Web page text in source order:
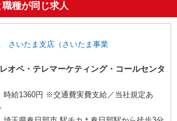
掲載期間終了
種が同じ求人
さいたま支店（さいたま事業
オペ・テレマーケティング・コールセンタ
時給1360円 ※交通費実費支給／当社規定あ